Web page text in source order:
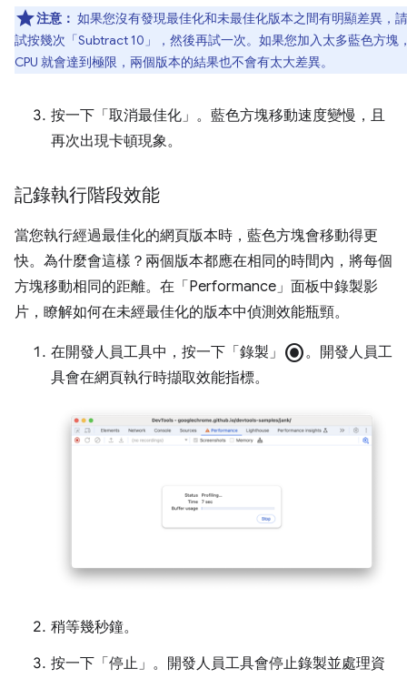
注意： 如果您沒有發現最佳化和未最佳化版本之間有明顯差異，
試按幾次「Subtract 10」
，然後再試一次。如果您加入太多藍色方塊
CPU 就會達到極限，兩個版本的結果也不會有太大差異。
按一下「取消最佳化」 。藍色方塊移動速度變慢，且
再次出現卡頓現象。
記錄執行階段效能
當您執行經過最佳化的網頁版本時，藍色方塊會移動得更
快。為什麼會這樣？兩個版本都應在相同的時間內，將每個
方塊移動相同的距離。在「Performance」 面板中錄製影
片，瞭解如何在未經最佳化的版本中偵測效能瓶頸。
在開發人員工具中，按一下「錄製」 radio_button_checked。開發人員工
具會在網頁執行時擷取效能指標。
稍等幾秒鐘。
按一下「停止」 。開發人員工具會停止錄製並處理資